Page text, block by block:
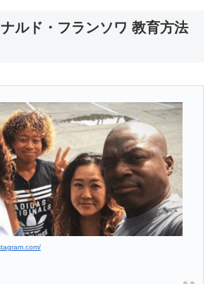
ルド・フランソワ 教育方法